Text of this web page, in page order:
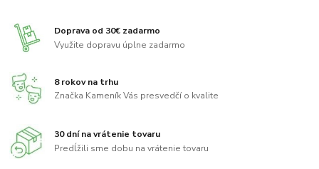
Doprava od 30€ zadarmo
Využite dopravu úplne zadarmo
8 rokov na trhu
Značka Kameník Vás presvedčí o kvalite
30 dní na vrátenie tovaru
Predĺžili sme dobu na vrátenie tovaru